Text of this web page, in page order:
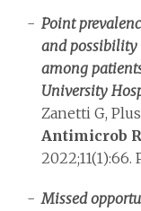
Point
and possibility
among
University
Zanetti G,
Antimicrob
2022;11(1):66.
Missed